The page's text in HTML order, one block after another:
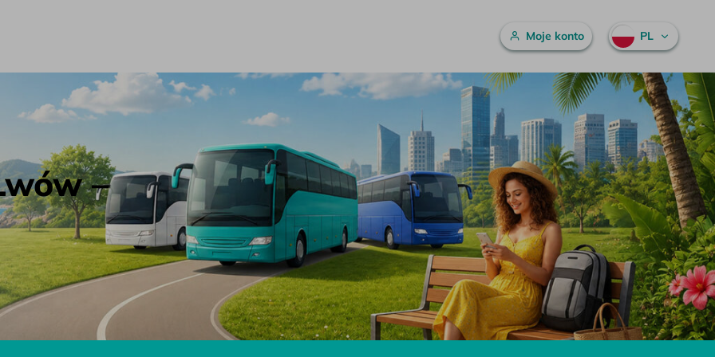
Menu główne
Moje konto PL
–